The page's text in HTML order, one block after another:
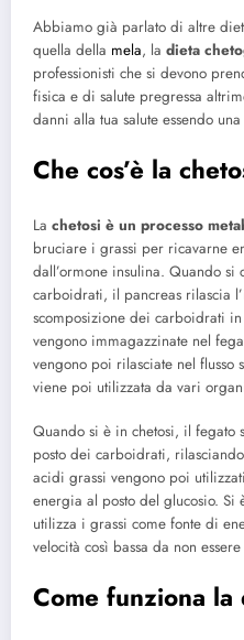
Abbiamo già parlato di altre
quella della mela, la dieta
professionisti che si devono
fisica e di salute pregressa
danni alla tua salute essendo
Che cos’è la
La chetosi è un processo
bruciare i grassi per ricavarne
dall’ormone insulina. Quando si
carboidrati, il pancreas rilascia
scomposizione dei carboidrati
vengono immagazzinate nel
vengono poi rilasciate nel flusso
viene poi utilizzata da vari
Quando si è in chetosi, il fegato
posto dei carboidrati,
acidi grassi vengono poi
energia al posto del glucosio. Si
utilizza i grassi come fonte di
velocità così bassa da non
Come funziona